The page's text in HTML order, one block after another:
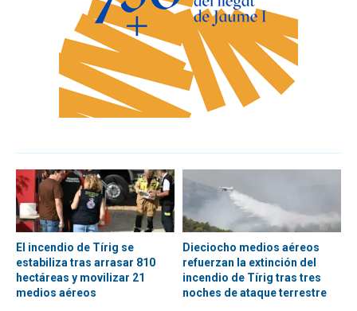
El incendio de Tírig se
estabiliza tras arrasar 810
hectáreas y movilizar 21
medios aéreos
Dieciocho medios aéreos
refuerzan la extinción del
incendio de Tírig tras tres
noches de ataque terrestre